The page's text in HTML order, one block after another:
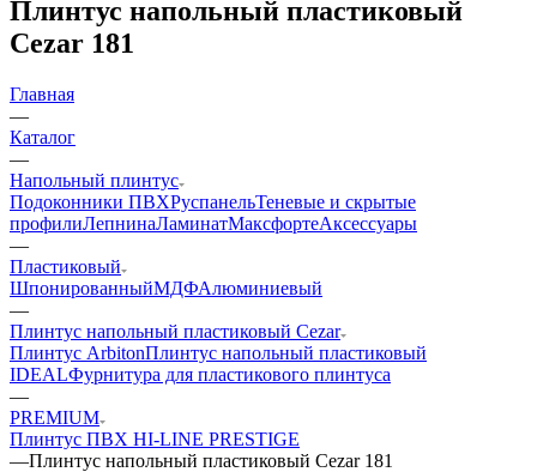
Плинтус напольный пластиковый
Cezar 181
Главная
—
Каталог
—
Напольный плинтус
Подоконники ПВХРуспанельТеневые и скрытые
профилиЛепнинаЛаминатМаксфортеАксессуары
—
Пластиковый
ШпонированныйМДФАлюминиевый
—
Плинтус напольный пластиковый Cezar
Плинтус ArbitonПлинтус напольный пластиковый
IDEALФурнитура для пластикового плинтуса
—
PREMIUM
Плинтус ПВХ HI-LINE PRESTIGE
—Плинтус напольный пластиковый Cezar 181